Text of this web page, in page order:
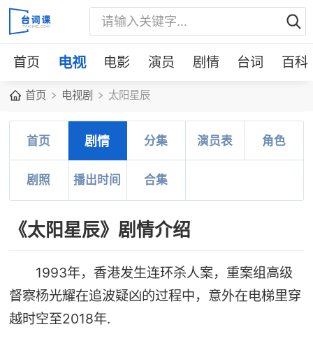
首页 电视 电影 演员 剧情 台词 百科
首页 电视剧 太阳星辰
首页 剧情 分集 演员表 角色
剧照 播出时间 合集
《太阳星辰》剧情介绍
1993年，香港发生连环杀人案，重案组高级
督察杨光耀在追波疑凶的过程中，意外在电梯里穿
越时空至2018年.